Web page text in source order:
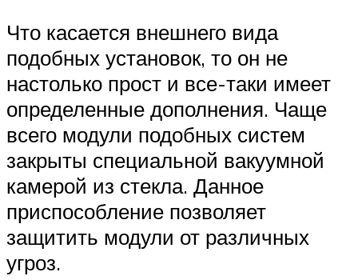
Что касается внешнего вида
подобных установок, то он не
настолько прост и все-таки имеет
определенные дополнения. Чаще
всего модули подобных систем
закрыты специальной вакуумной
камерой из стекла. Данное
приспособление позволяет
защитить модули от различных
угроз.